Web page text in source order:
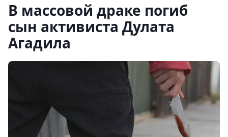
В массовой драке погиб
сын активиста Дулата
Агадила